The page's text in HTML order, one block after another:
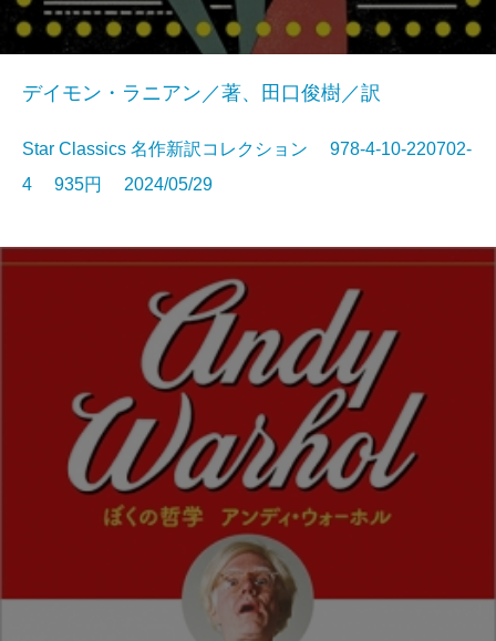
デイモン・ラニアン／著、田口俊樹／訳
Star Classics 名作新訳コレクション 978-4-10-220702-
4 935円 2024/05/29